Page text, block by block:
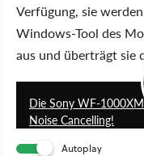
Verfügung, sie
Windows-Tool des
aus und überträgt sie
Die Sony WF-
Noise Cancelling!
Autoplay